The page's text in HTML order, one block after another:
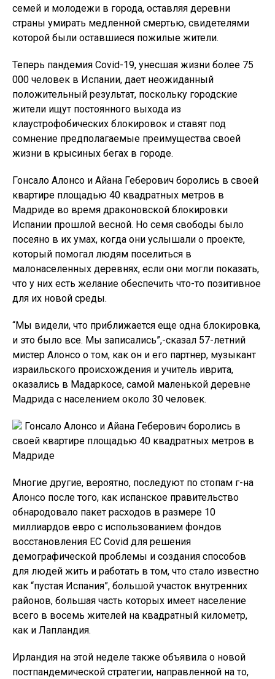
семей и молодежи в города, оставляя деревни
страны умирать медленной смертью, свидетелями
которой были оставшиеся пожилые жители.
Теперь пандемия Covid-19, унесшая жизни более 75
000 человек в Испании, дает неожиданный
положительный результат, поскольку городские
жители ищут постоянного выхода из
клаустрофобических блокировок и ставят под
сомнение предполагаемые преимущества своей
жизни в крысиных бегах в городе.
Гонсало Алонсо и Айана Геберович боролись в своей
квартире площадью 40 квадратных метров в
Мадриде во время драконовской блокировки
Испании прошлой весной. Но семя свободы было
посеяно в их умах, когда они услышали о проекте,
который помогал людям поселиться в
малонаселенных деревнях, если они могли показать,
что у них есть желание обеспечить что-то позитивное
для их новой среды.
“Мы видели, что приближается еще одна блокировка,
и это было все. Мы записались”,-сказал 57-летний
мистер Алонсо о том, как он и его партнер, музыкант
израильского происхождения и учитель иврита,
оказались в Мадаркосе, самой маленькой деревне
Мадрида с населением около 30 человек.
Гонсало Алонсо и Айана Геберович боролись в
своей квартире площадью 40 квадратных метров в
Мадриде
Многие другие, вероятно, последуют по стопам г-на
Алонсо после того, как испанское правительство
обнародовало пакет расходов в размере 10
миллиардов евро с использованием фондов
восстановления ЕС Covid для решения
демографической проблемы и создания способов
для людей жить и работать в том, что стало известно
как “пустая Испания”, большой участок внутренних
районов, большая часть которых имеет население
всего в восемь жителей на квадратный километр,
как и Лапландия.
Ирландия на этой неделе также объявила о новой
постпандемической стратегии, направленной на то,